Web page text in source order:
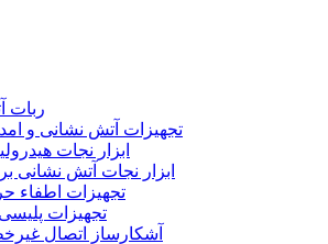
ربات
تجهیزات آتش نشانی و
ابزار نجات
ابزار نجات آتش نشانی
تجهیزات اطفاء
تجهیزات
آشکارساز اتصال